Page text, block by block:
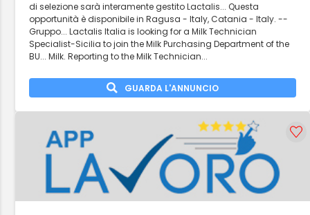
di selezione sarà interamente gestito Lactalis... Questa
opportunità è disponibile in Ragusa - Italy, Catania - Italy. --
Gruppo... Lactalis Italia is looking for a Milk Technician
Specialist-Sicilia to join the Milk Purchasing Department of the
BU... Milk. Reporting to the Milk Technician...
GUARDA L'ANNUNCIO